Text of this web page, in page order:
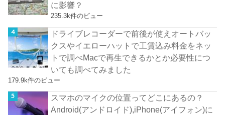
に影響？
235.3k件のビュー
ドライブレコーダーで前後が使えオートバッ
クスやイエローハットで工賃込み料金をネッ
トで調べMacで再生できるかとか必要性につ
いても調べてみました
179.9k件のビュー
スマホのマイクの位置ってどこにあるの？
Android(アンドロイド),iPhone(アイフォン)に